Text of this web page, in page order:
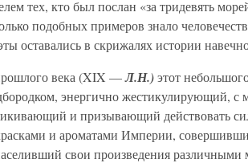
тех, кто был послан «за тридевять
подобных примеров знало
оставались в скрижалях истории
века (XIX —Л.Н.)этот
энергично жестикулирующий, с
и призывающий действовать
и ароматами Империи,
свои произведения различными